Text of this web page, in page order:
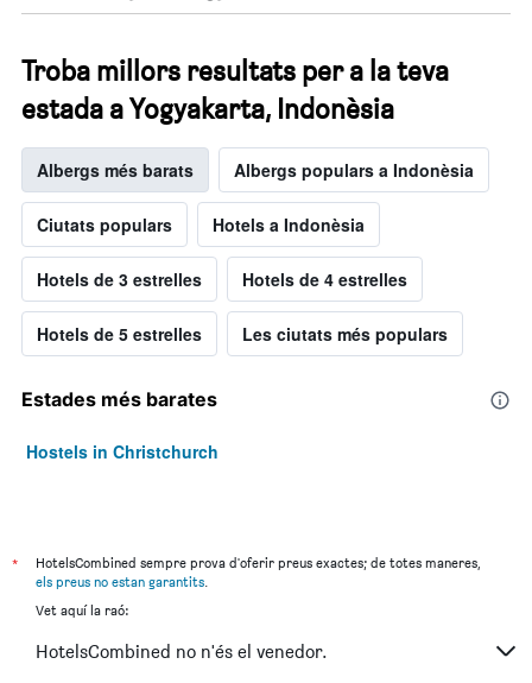
Troba millors resultats per a la teva
estada a Yogyakarta, Indonèsia
Albergs més barats Albergs populars a Indonèsia
Ciutats populars Hotels a Indonèsia
Hotels de 3 estrelles Hotels de 4 estrelles
Hotels de 5 estrelles Les ciutats més populars
Estades més barates
Hostels in Christchurch
*
HotelsCombined sempre prova d'oferir preus exactes; de totes maneres,
els preus no estan garantits.
Vet aquí la raó:
HotelsCombined no n'és el venedor.